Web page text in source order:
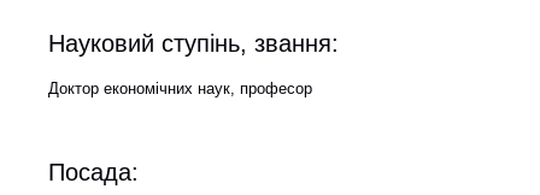
Науковий ступінь, звання:
Доктор економічних наук, професор
Посада: